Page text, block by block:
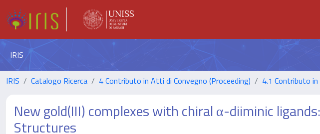
IRIS
IRIS Catalogo Ricerca 4 Contributo in Atti di Convegno (Proceeding) 4.1 Contributo
New gold(III) complexes with chiral α-diiminic
Structures